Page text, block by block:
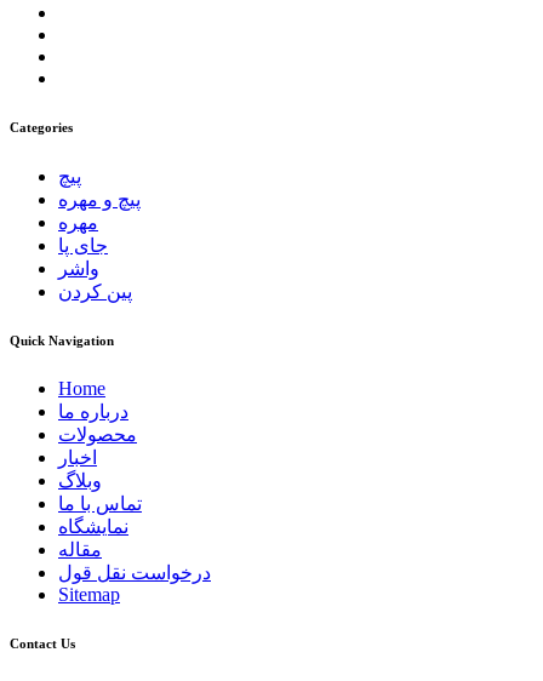
Categories
پیچ
پیچ و مهره
مهره
جای پا
واشر
پین کردن
Quick Navigation
Home
درباره ما
محصولات
اخبار
وبلاگ
تماس با ما
نمایشگاه
مقاله
درخواست نقل قول
Sitemap
Contact Us